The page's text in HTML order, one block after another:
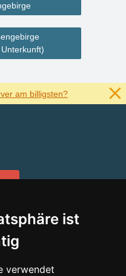
ist
verwendet
am billigsten?